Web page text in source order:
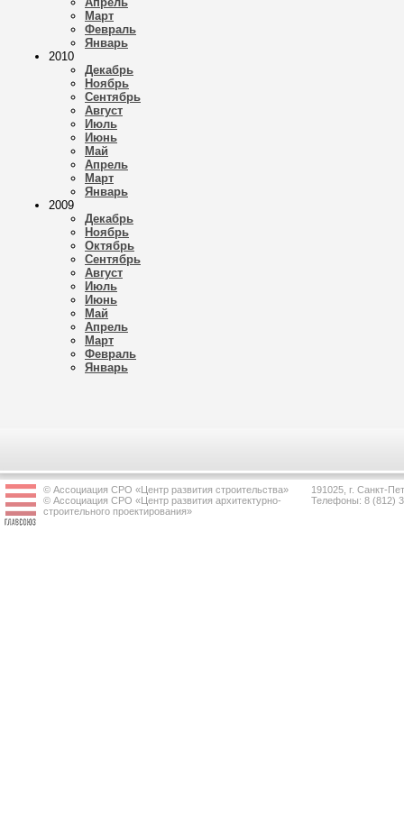
Март
Февраль
Январь
2010
Декабрь
Ноябрь
Сентябрь
Август
Июль
Июнь
Май
Апрель
Март
Январь
2009
Декабрь
Ноябрь
Октябрь
Сентябрь
Август
Июль
Июнь
Май
Апрель
Март
Февраль
Январь
© Ассоциация СРО «Центр развития строительства»
© Ассоциация СРО «Центр развития архитектурно-
строительного проектирования»
191025, г. Санкт-
Телефоны: 8 (812)